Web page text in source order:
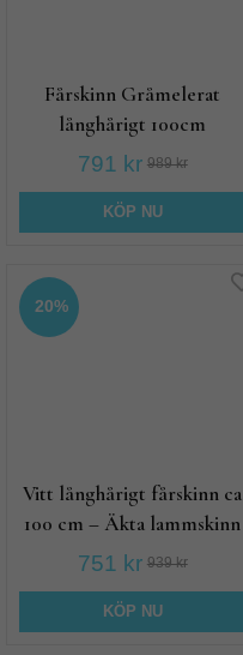
Fårskinn Gråmelerat
långhårigt 100cm
791 kr 989 kr
KÖP NU
20%
Vitt långhårigt fårskinn ca
100 cm – Äkta lammskinn
751 kr 939 kr
KÖP NU